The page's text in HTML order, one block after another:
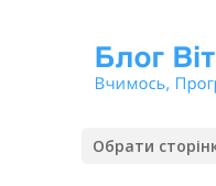
Обрати